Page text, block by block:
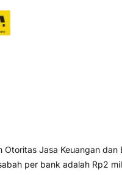
Jasa Keuangan dan
per bank adalah Rp2